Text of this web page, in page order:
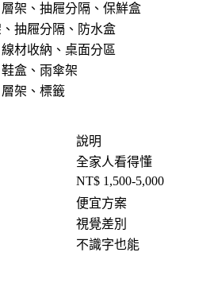
架、抽屜分隔、保鮮盒
抽屜分隔、防水盒
材收納、桌面分區
盒、雨傘架
架、標籤
說明
全家人看得懂
NT$ 1,500-5,000
便宜方案
視覺差別
不識字也能